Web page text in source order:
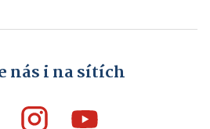
nás i na sítích